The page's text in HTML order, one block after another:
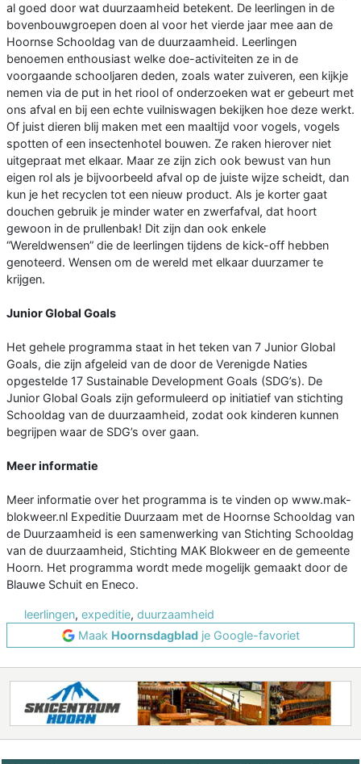
al goed door wat duurzaamheid betekent. De leerlingen in de
bovenbouwgroepen doen al voor het vierde jaar mee aan de
Hoornse Schooldag van de duurzaamheid. Leerlingen
benoemen enthousiast welke doe-activiteiten ze in de
voorgaande schooljaren deden, zoals water zuiveren, een kijkje
nemen via de put in het riool of onderzoeken wat er gebeurt met
ons afval en bij een echte vuilniswagen bekijken hoe deze werkt.
Of juist dieren blij maken met een maaltijd voor vogels, vogels
spotten of een insectenhotel bouwen. Ze raken hierover niet
uitgepraat met elkaar. Maar ze zijn zich ook bewust van hun
eigen rol als je bijvoorbeeld afval op de juiste wijze scheidt, dan
kun je het recyclen tot een nieuw product. Als je korter gaat
douchen gebruik je minder water en zwerfafval, dat hoort
gewoon in de prullenbak! Dit zijn dan ook enkele
“Wereldwensen” die de leerlingen tijdens de kick-off hebben
genoteerd. Wensen om de wereld met elkaar duurzamer te
krijgen.
Junior Global Goals
Het gehele programma staat in het teken van 7 Junior Global
Goals, die zijn afgeleid van de door de Verenigde Naties
opgestelde 17 Sustainable Development Goals (SDG’s). De
Junior Global Goals zijn geformuleerd op initiatief van stichting
Schooldag van de duurzaamheid, zodat ook kinderen kunnen
begrijpen waar de SDG’s over gaan.
Meer informatie
Meer informatie over het programma is te vinden op www.mak-
blokweer.nl Expeditie Duurzaam met de Hoornse Schooldag van
de Duurzaamheid is een samenwerking van Stichting Schooldag
van de duurzaamheid, Stichting MAK Blokweer en de gemeente
Hoorn. Het programma wordt mede mogelijk gemaakt door de
Blauwe Schuit en Eneco.
leerlingen, expeditie, duurzaamheid
Maak Hoornsdagbladje Google-favoriet